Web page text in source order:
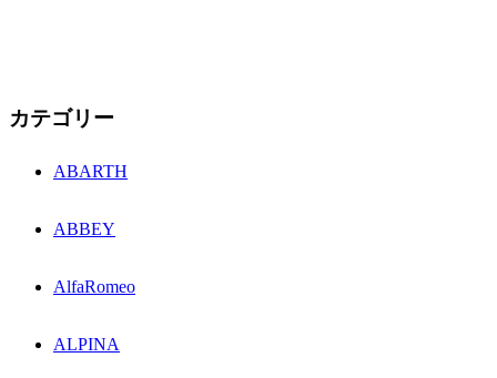
カテゴリー
ABARTH
ABBEY
AlfaRomeo
ALPINA